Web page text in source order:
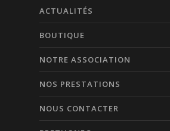
ACTUALITÉS
BOUTIQUE
NOTRE ASSOCIATION
NOS PRESTATIONS
NOUS CONTACTER